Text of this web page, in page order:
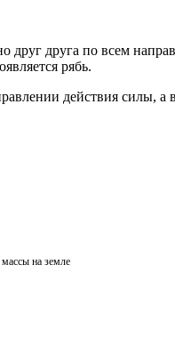
друга по всем
рябь.
действия силы,
на земле